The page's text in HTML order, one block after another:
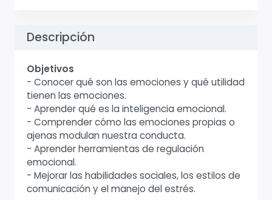
Descripción
Objetivos
- Conocer qué son las emociones y qué utilidad
tienen las emociones.
- Aprender qué es la inteligencia emocional.
- Comprender cómo las emociones propias o
ajenas modulan nuestra conducta.
- Aprender herramientas de regulación
emocional.
- Mejorar las habilidades sociales, los estilos de
comunicación y el manejo del estrés.